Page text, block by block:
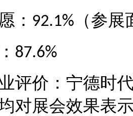
： 92.1% （参
87.6%
评价：宁德时
对展会效果表